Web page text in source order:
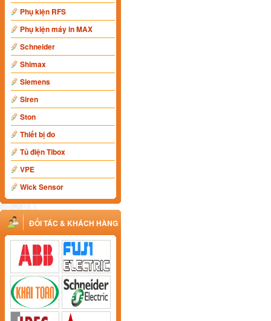
Phụ kiện RFS
Phụ kiện máy in MAX
Schneider
Shimax
Siemens
Siren
Ston
Thiết bị đo
Tủ điện Tibox
VPE
Wick Sensor
ĐỐI TÁC & KHÁCH HÀNG